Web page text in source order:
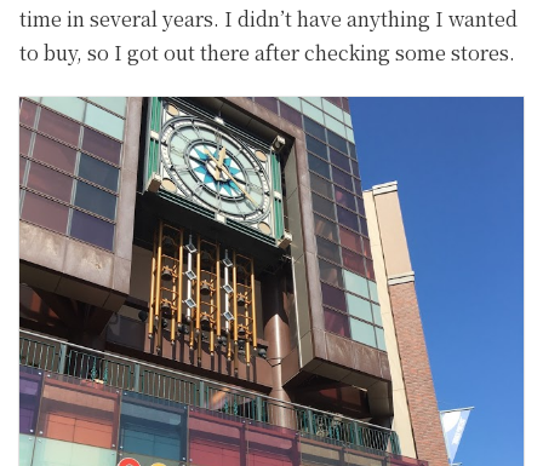
time in several years. I didn’t have anything I wanted
to buy, so I got out there after checking some stores.